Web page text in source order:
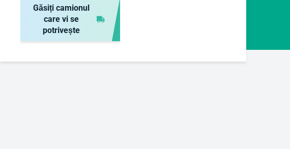
Găsiți camionul
care vi se
potrivește